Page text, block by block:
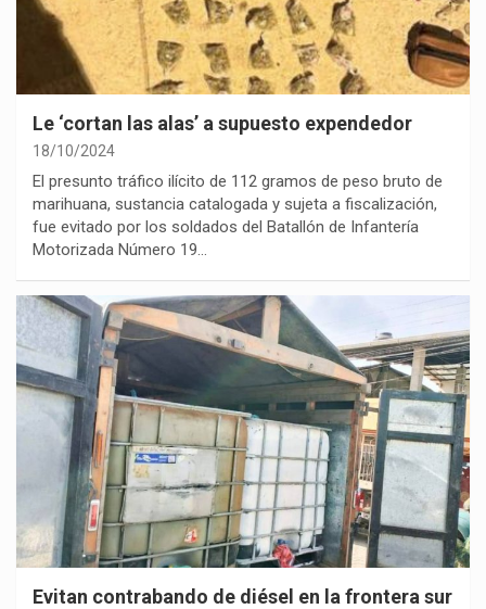
Le ‘cortan las alas’ a supuesto expendedor
18/10/2024
El presunto tráfico ilícito de 112 gramos de peso bruto de
marihuana, sustancia catalogada y sujeta a fiscalización,
fue evitado por los soldados del Batallón de Infantería
Motorizada Número 19…
Evitan contrabando de diésel en la frontera sur